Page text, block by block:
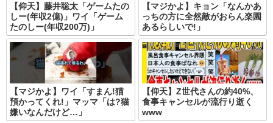
【仰天】藤井聡太「ゲームたの
しー(年収2億)」ワイ「ゲーム
たのしー(年収200万)」
【マジかよ】キョン「なんかあ
っちの方に全然敵がおらん楽園
あるらしいで!」
【マジかよ】ワイ「すまん!猫
預かってくれ!」マッマ「は?猫
嫌いなんだけど…」
【仰天】Z世代さんの約40%、
食事キャンセルが流行り逝く
www